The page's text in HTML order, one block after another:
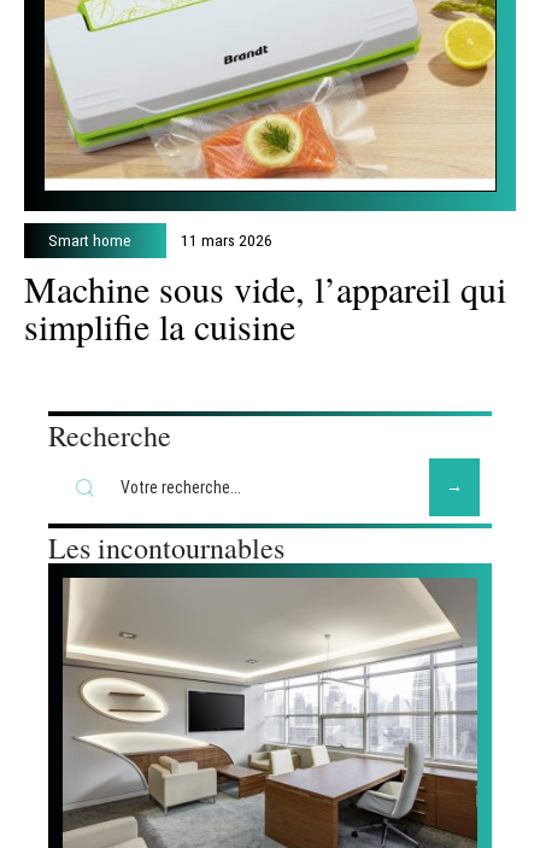
Smart home 11 mars 2026
Machine sous vide, l’appareil qui
simplifie la cuisine
Recherche
Les incontournables